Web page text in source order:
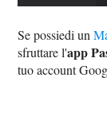
Se possiedi un
sfruttare l'app
tuo account